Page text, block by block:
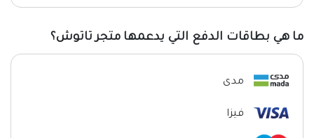
ما هي بطاقات الدفع التي يدعمها متجر تاتوش؟
مدى
فيزا